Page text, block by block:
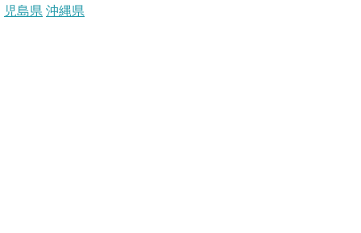
児島県 沖縄県